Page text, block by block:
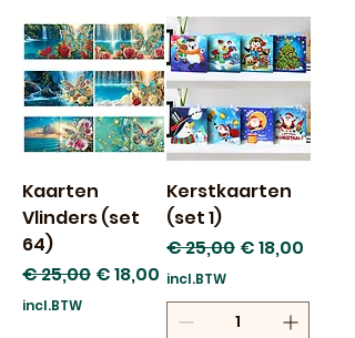
Kaarten
Vlinders (set
64)
Normale prijs
€ 25,00 Verkoopprijs
€ 18,00
incl.BTW
Kerstkaarten
(set 1)
Normale prijs
€ 25,00 Verkoopprijs
€ 18,00
incl.BTW